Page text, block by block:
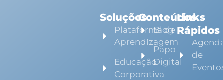
Soluções
Plataforma de
Aprendizagem
Educação
Corporativa
Conteúdos
Blog
Papo
Digital
Links
Rápidos
de